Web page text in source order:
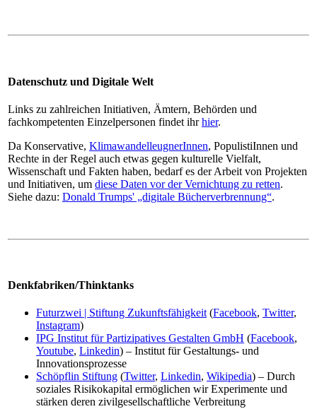
Datenschutz und Digitale Welt
Links zu zahlreichen Initiativen, Ämtern, Behörden und
fachkompetenten Einzelpersonen findet ihrhier.
Da Konservative, KlimawandelleugnerInnen, PopulistiInnen und
Rechte in der Regel auch etwas gegen kulturelle Vielfalt,
Wissenschaft und Fakten haben, bedarf es der Arbeit von Projekten
und Initiativen, um diese Daten vor der Vernichtung zu retten.
Siehe dazu: Donald Trumps' „digitale Bücherverbrennung“.
Denkfabriken/Thinktanks
Futurzwei | Stiftung Zukunftsfähigkeit (Facebook, Twitter,
Instagram)
IPG Institut für Partizipatives Gestalten GmbH (Facebook,
Youtube, Linkedin) – Institut für Gestaltungs- und
Innovationsprozesse
Schöpflin Stiftung (Twitter, Linkedin, Wikipedia) – Durch
soziales Risikokapital ermöglichen wir Experimente und
stärken deren zivilgesellschaftliche Verbreitung